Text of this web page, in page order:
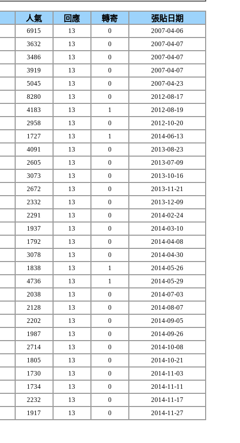
人氣 回應 轉寄
張貼日期
6915 13 0 2007-04-06
3632 13 0 2007-04-07
3486 13 0 2007-04-07
3919 13 0 2007-04-07
5045 13 0 2007-04-23
8280 13 0 2012-08-17
4183 13 1 2012-08-19
2958 13 0 2012-10-20
1727 13 1 2014-06-13
4091 13 0 2013-08-23
2605 13 0 2013-07-09
3073 13 0 2013-10-16
2672 13 0 2013-11-21
2332 13 0 2013-12-09
2291 13 0 2014-02-24
1937 13 0 2014-03-10
1792 13 0 2014-04-08
3078 13 0 2014-04-30
1838 13 1 2014-05-26
4736 13 1 2014-05-29
2038 13 0 2014-07-03
2128 13 0 2014-08-07
2202 13 0 2014-09-05
1987 13 0 2014-09-26
2714 13 0 2014-10-08
1805 13 0 2014-10-21
1730 13 0 2014-11-03
1734 13 0 2014-11-11
2232 13 0 2014-11-17
1917 13 0 2014-11-27